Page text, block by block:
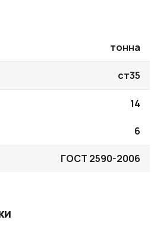
тонна
ст35
14
6
ГОСТ 2590-2006